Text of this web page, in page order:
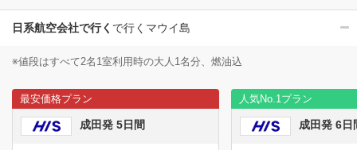
日系航空会社で行く で行くマウイ島
※値段はすべて2名1室利用時の大人1名分、燃油込
最安価格プラン
成田発 5日間
人気No.1プラン
成田発 6日